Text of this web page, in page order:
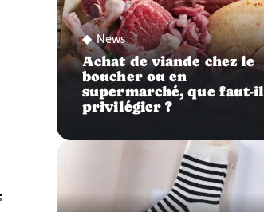
News
Achat de viande chez le
boucher ou en
supermarché, que faut-il
privilégier ?